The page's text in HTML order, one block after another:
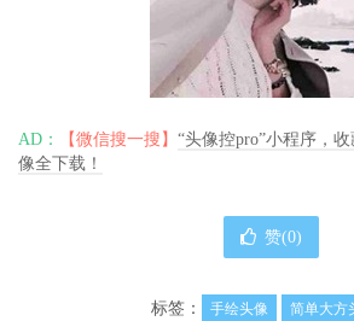
AD： 【微信搜一搜】 “头像控pro”小程序，
像全下载！
赞(0)
标签： 手绘头像 简单大方